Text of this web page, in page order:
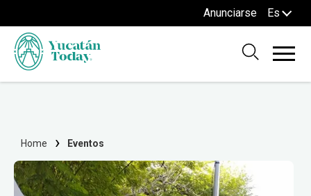
Anunciarse Es
Home Eventos